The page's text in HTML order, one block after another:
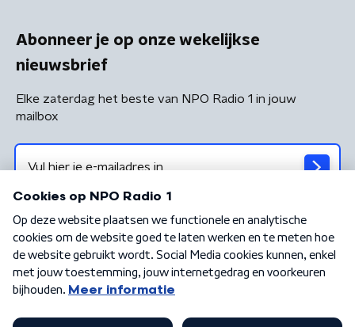
Abonneer je op onze wekelijkse
nieuwsbrief
Elke zaterdag het beste van NPO Radio 1 in jouw
mailbox
Algemene voorwaarden